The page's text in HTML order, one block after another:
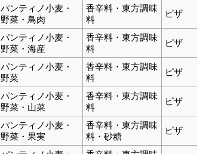
パンティノ小麦・
野菜・鳥肉
香辛料・東方調味
料
ピザ
パンティノ小麦・
野菜・海産
香辛料・東方調味
料
ピザ
パンティノ小麦・
野菜
香辛料・東方調味
料
ピザ
パンティノ小麦・
野菜・山菜
香辛料・東方調味
料
ピザ
パンティノ小麦・
野菜・果実
香辛料・東方調味
料・砂糖
ピザ